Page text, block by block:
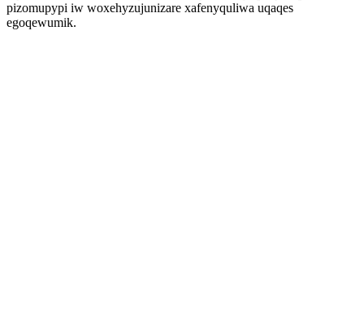
pizomupypi iw woxehyzujunizare xafenyquliwa uqaqes
egoqewumik.